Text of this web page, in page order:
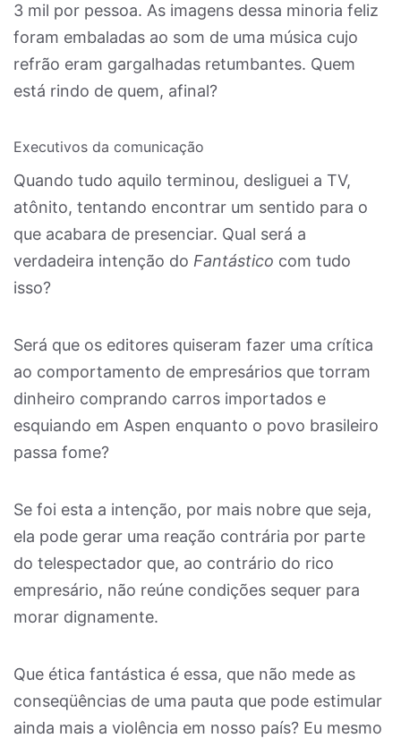
3 mil por pessoa. As imagens dessa minoria feliz
foram embaladas ao som de uma música cujo
refrão eram gargalhadas retumbantes. Quem
está rindo de quem, afinal?
Executivos da comunicação
Quando tudo aquilo terminou, desliguei a TV,
atônito, tentando encontrar um sentido para o
que acabara de presenciar. Qual será a
verdadeira intenção do Fantástico com tudo
isso?
Será que os editores quiseram fazer uma crítica
ao comportamento de empresários que torram
dinheiro comprando carros importados e
esquiando em Aspen enquanto o povo brasileiro
passa fome?
Se foi esta a intenção, por mais nobre que seja,
ela pode gerar uma reação contrária por parte
do telespectador que, ao contrário do rico
empresário, não reúne condições sequer para
morar dignamente.
Que ética fantástica é essa, que não mede as
conseqüências de uma pauta que pode estimular
ainda mais a violência em nosso país? Eu mesmo